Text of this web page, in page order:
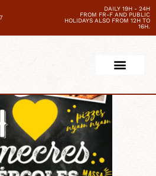
DAILY 19H - 24H
FROM FR-F AND PUBLIC
HOLIDAYS ALSO FROM 12H TO
16H.